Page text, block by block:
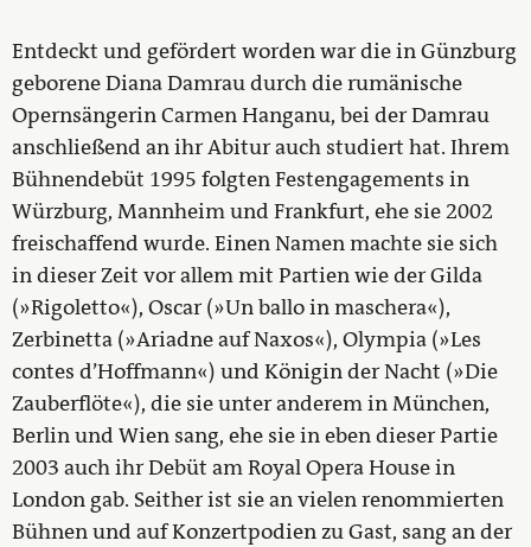
Entdeckt und gefördert worden war die in Günzburg
geborene Diana Damrau durch die rumänische
Opernsängerin Carmen Hanganu, bei der Damrau
anschließend an ihr Abitur auch studiert hat. Ihrem
Bühnendebüt 1995 folgten Festengagements in
Würzburg, Mannheim und Frankfurt, ehe sie 2002
freischaffend wurde. Einen Namen machte sie sich
in dieser Zeit vor allem mit Partien wie der Gilda
(»Rigoletto«), Oscar (»Un ballo in maschera«),
Zerbinetta (»Ariadne auf Naxos«), Olympia (»Les
contes d’Hoffmann«) und Königin der Nacht (»Die
Zauberflöte«), die sie unter anderem in München,
Berlin und Wien sang, ehe sie in eben dieser Partie
2003 auch ihr Debüt am Royal Opera House in
London gab. Seither ist sie an vielen renommierten
Bühnen und auf Konzertpodien zu Gast, sang an der